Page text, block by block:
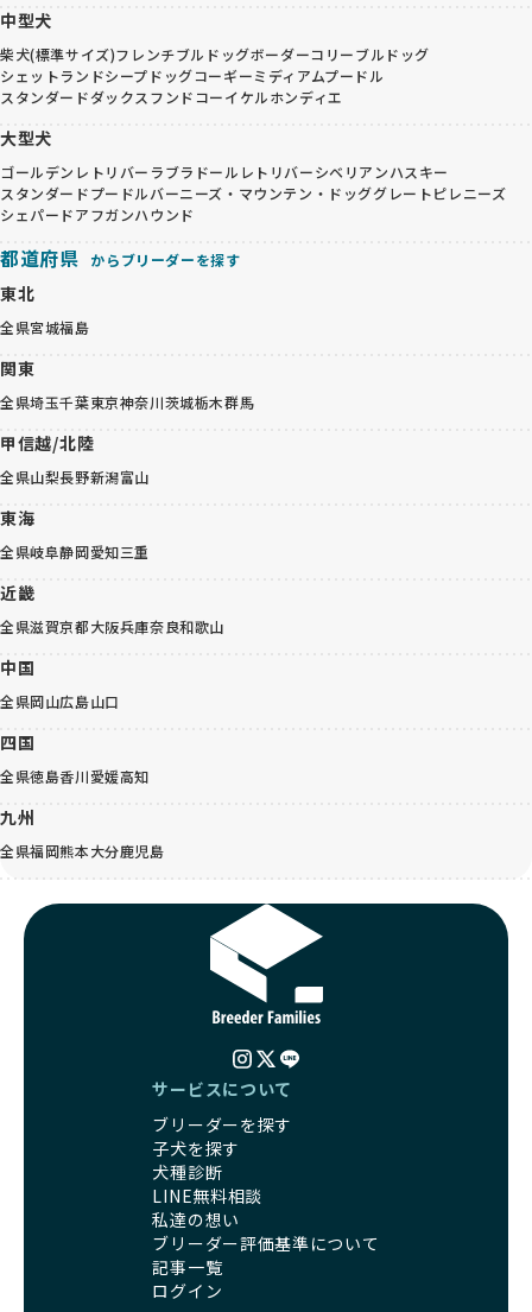
中型犬
柴犬(標準サイズ)フレンチブルドッグボーダーコリーブルドッグ
シェットランドシープドッグコーギーミディアムプードル
スタンダードダックスフンドコーイケルホンディエ
大型犬
ゴールデンレトリバー ラブラドールレトリバーシベリアンハスキー
スタンダードプードルバーニーズ・マウンテン・ドッググレートピレニーズ
シェパードアフガンハウンド
都道府県 からブリーダーを探す
東北
全県宮城福島
関東
全県埼玉千葉東京神奈川茨城栃木群馬
甲信越/北陸
全県山梨長野新潟富山
東海
全県岐阜静岡愛知三重
近畿
全県滋賀京都大阪兵庫奈良和歌山
中国
全県岡山広島山口
四国
全県徳島香川愛媛高知
九州
全県福岡熊本大分鹿児島
サービスについて
ブリーダーを探す
子犬を探す
犬種診断
LINE無料相談
私達の想い
ブリーダー評価基準について
記事一覧
ログイン